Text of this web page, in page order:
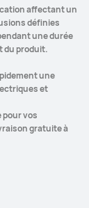
affectant un
définies
une durée
une
et
pour vos
gratuite à